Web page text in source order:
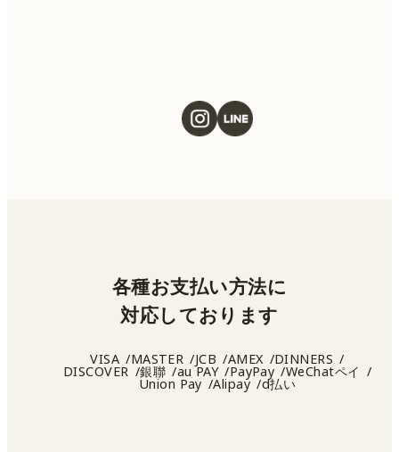
各種お支払い方法に
対応しております
VISA MASTER JCB AMEX DINNERS
DISCOVER 銀聯 au PAY PayPay WeChatペイ
Union Pay Alipay d払い